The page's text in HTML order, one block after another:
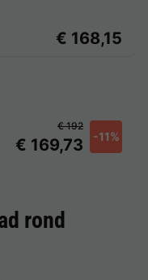
€ 168,15
€ 169,73 -11%
€ 192
rond